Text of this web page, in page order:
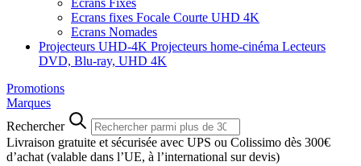
Ecrans Fixes
Ecrans fixes Focale Courte UHD 4K
Ecrans Nomades
Projecteurs UHD-4K Projecteurs home-cinéma Lecteurs
DVD, Blu-ray, UHD 4K
Promotions
Marques
Rechercher
Livraison gratuite et sécurisée avec UPS ou Colissimo dès 300€
d’achat (valable dans l’UE, à l’international sur devis)